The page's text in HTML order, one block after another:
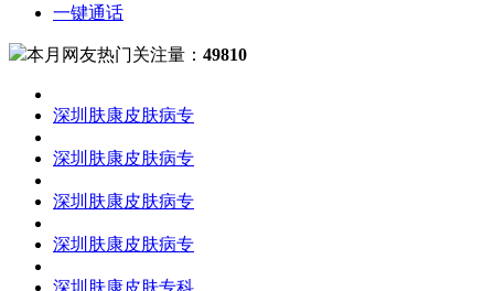
一键通话
本月网友热门关注量： 49810
深圳肤康皮肤病专
深圳肤康皮肤病专
深圳肤康皮肤病专
深圳肤康皮肤病专
深圳肤康皮肤专科